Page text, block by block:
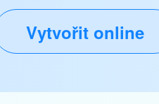
Vytvořit online